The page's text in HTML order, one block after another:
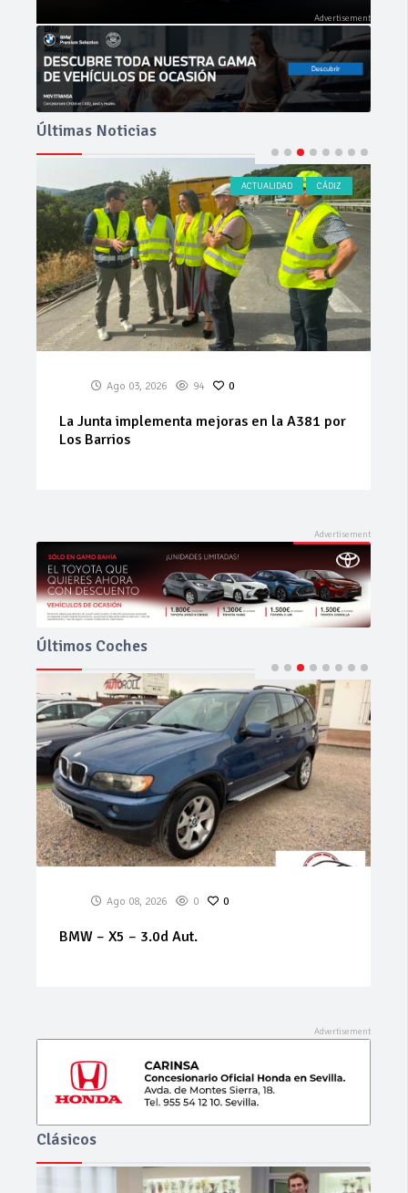
Últimas Noticias
ACTUALIDAD CÁDIZ
Ago 03, 2026 94 0
La Junta implementa mejoras en la A381 por
Los Barrios
Últimos Coches
Ago 08, 2026 0 0
BMW – X5 – 3.0d Aut.
Clásicos